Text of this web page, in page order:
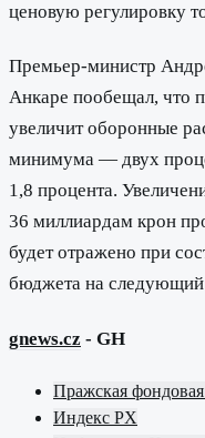
ценовую регулировку
Премьер-министр
Анкаре пообещал, что
увеличит оборонные
минимума — двух
1,8 процента.
36 миллиардам крон
будет отражено при
бюджета на следующий
gnews.cz - GH
Пражская
Индекс PX